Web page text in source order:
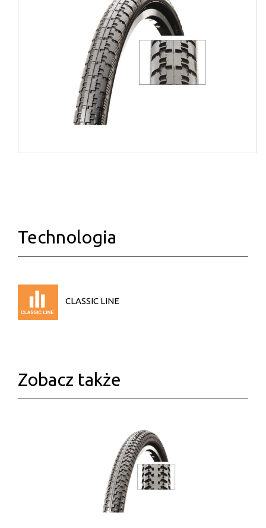
Technologia
CLASSIC LINE
Zobacz także